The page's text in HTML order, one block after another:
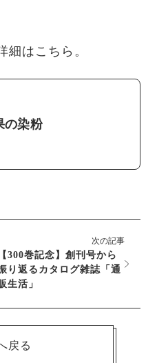
細はこちら。
の染粉
次の記事
【300巻記念】創刊号から
り返るカタログ雑誌「通
生活」
戻る